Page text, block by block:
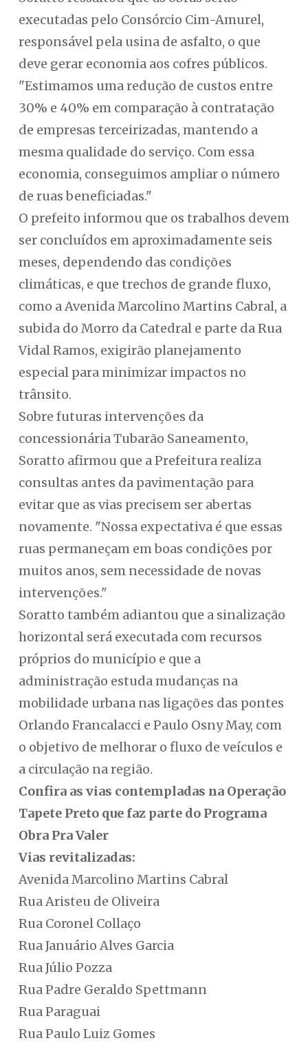
executadas pelo Consórcio Cim-Amurel,
responsável pela usina de asfalto, o que
deve gerar economia aos cofres públicos.
"Estimamos uma redução de custos entre
30% e 40% em comparação à contratação
de empresas terceirizadas, mantendo a
mesma qualidade do serviço. Com essa
economia, conseguimos ampliar o número
de ruas beneficiadas."
O prefeito informou que os trabalhos devem
ser concluídos em aproximadamente seis
meses, dependendo das condições
climáticas, e que trechos de grande fluxo,
como a Avenida Marcolino Martins Cabral, a
subida do Morro da Catedral e parte da Rua
Vidal Ramos, exigirão planejamento
especial para minimizar impactos no
trânsito.
Sobre futuras intervenções da
concessionária Tubarão Saneamento,
Soratto afirmou que a Prefeitura realiza
consultas antes da pavimentação para
evitar que as vias precisem ser abertas
novamente. "Nossa expectativa é que essas
ruas permaneçam em boas condições por
muitos anos, sem necessidade de novas
intervenções."
Soratto também adiantou que a sinalização
horizontal será executada com recursos
próprios do município e que a
administração estuda mudanças na
mobilidade urbana nas ligações das pontes
Orlando Francalacci e Paulo Osny May, com
o objetivo de melhorar o fluxo de veículos e
a circulação na região.
Confira as vias contempladas na Operação
Tapete Preto que faz parte do Programa
Obra Pra Valer
Vias revitalizadas:
Avenida Marcolino Martins Cabral
Rua Aristeu de Oliveira
Rua Coronel Collaço
Rua Januário Alves Garcia
Rua Júlio Pozza
Rua Padre Geraldo Spettmann
Rua Paraguai
Rua Paulo Luiz Gomes